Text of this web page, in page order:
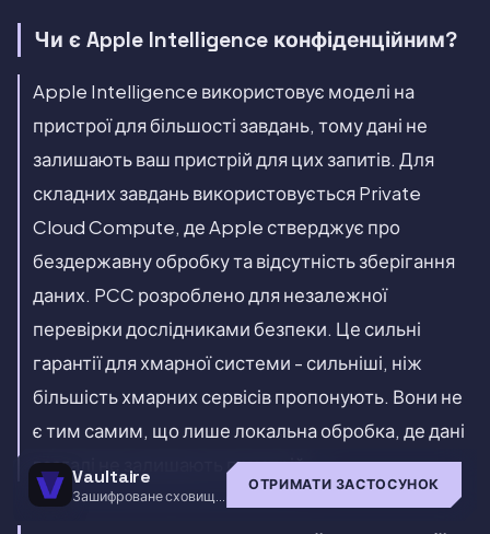
Чи є Apple Intelligence конфіденційним?
Apple Intelligence використовує моделі на
пристрої для більшості завдань, тому дані не
залишають ваш пристрій для цих запитів. Для
складних завдань використовується Private
Cloud Compute, де Apple стверджує про
бездержавну обробку та відсутність зберігання
даних. PCC розроблено для незалежної
перевірки дослідниками безпеки. Це сильні
гарантії для хмарної системи - сильніші, ніж
більшість хмарних сервісів пропонують. Вони не
є тим самим, що лише локальна обробка, де дані
взагалі не залишають пристрій.
Vaultaire
Зашифроване сховище
ОТРИМАТИ ЗАСТОСУНОК